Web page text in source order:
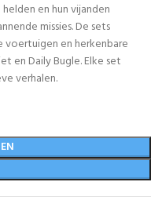
en hun vijanden
missies. De sets
en herkenbare
en Daily Bugle. Elke set
verhalen.